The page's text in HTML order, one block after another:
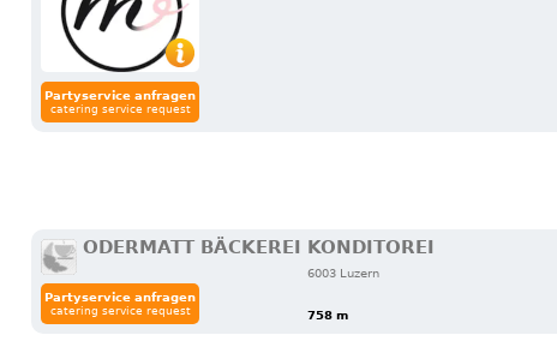
Partyservice anfragen
catering service request
ODERMATT BÄCKEREI KONDITOREI
6003 Luzern
758 m
Partyservice anfragen
catering service request